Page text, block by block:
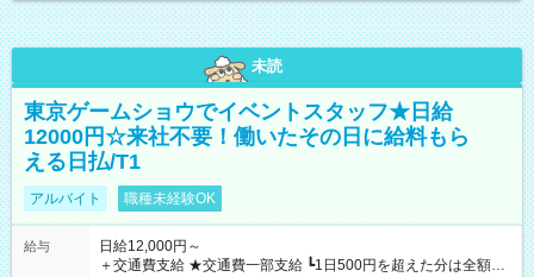
未読
東京ゲームショウでイベントスタッフ★日給
12000円☆来社不要！働いたその日に給料もら
える日払/T1
アルバイト 職種未経験OK
給与
日給12,000円～
＋交通費支給 ★交通費一部支給 ┗1日500円を超えた分は全額支